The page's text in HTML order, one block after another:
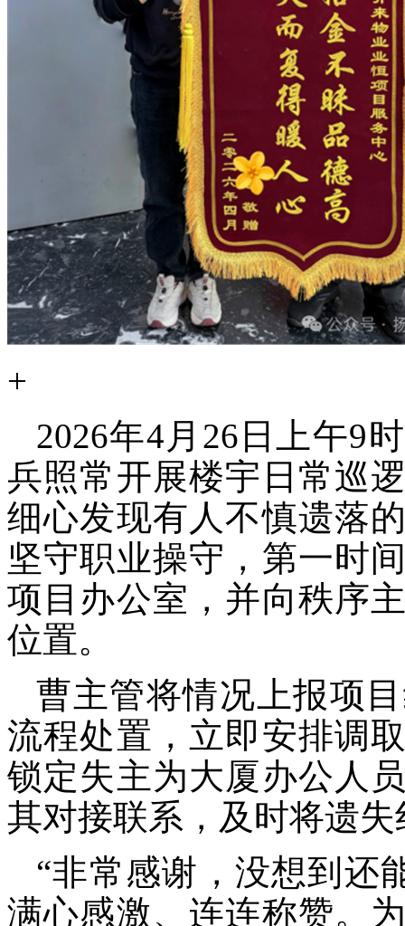
+
2026年4月26日上午9
兵照常开展楼宇日常巡
细心发现有人不慎遗落
坚守职业操守，第一时
项目办公室，并向秩序
位置。
曹主管将情况上报项
流程处置，立即安排调
锁定失主为大厦办公人
其对接联系，及时将遗
“非常感谢，没想到还
满心感激、连连称赞。